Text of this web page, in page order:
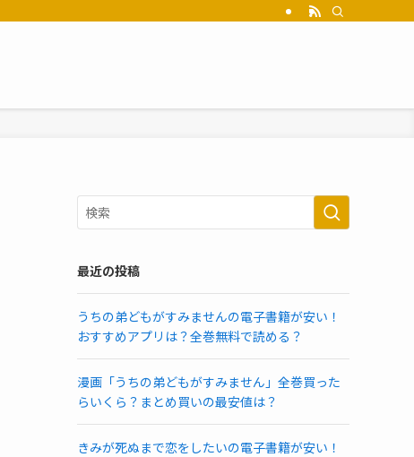
最近の投稿
うちの弟どもがすみませんの電子書籍が安い！
おすすめアプリは？全巻無料で読める？
漫画「うちの弟どもがすみません」全巻買った
らいくら？まとめ買いの最安値は？
きみが死ぬまで恋をしたいの電子書籍が安い！